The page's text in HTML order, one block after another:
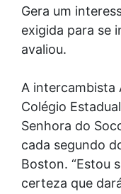
Gera um
exigida para se
avaliou.
A intercambista
Colégio
Senhora do
cada segundo
Boston. “Estou
certeza que